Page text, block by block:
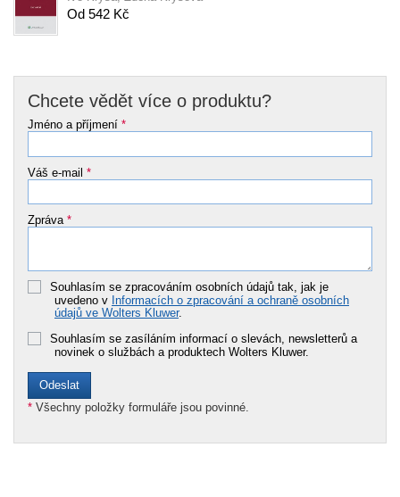
Od 542 Kč
Chcete vědět více o produktu?
Jméno a příjmení *
Váš e-mail *
Zpráva *
Souhlasím se zpracováním osobních údajů tak, jak je
uvedeno v Informacích o zpracování a ochraně osobních
údajů ve Wolters Kluwer.
Souhlasím se zasíláním informací o slevách, newsletterů a
novinek o službách a produktech Wolters Kluwer.
* Všechny položky formuláře jsou povinné.